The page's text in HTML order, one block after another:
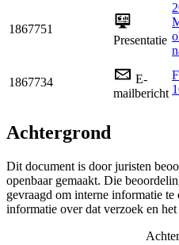
1867751
Presentatie
1867734
E-
mailbericht
Achtergrond
Dit document is door juristen
openbaar gemaakt. Die
gevraagd om interne informatie
informatie over dat verzoek en het